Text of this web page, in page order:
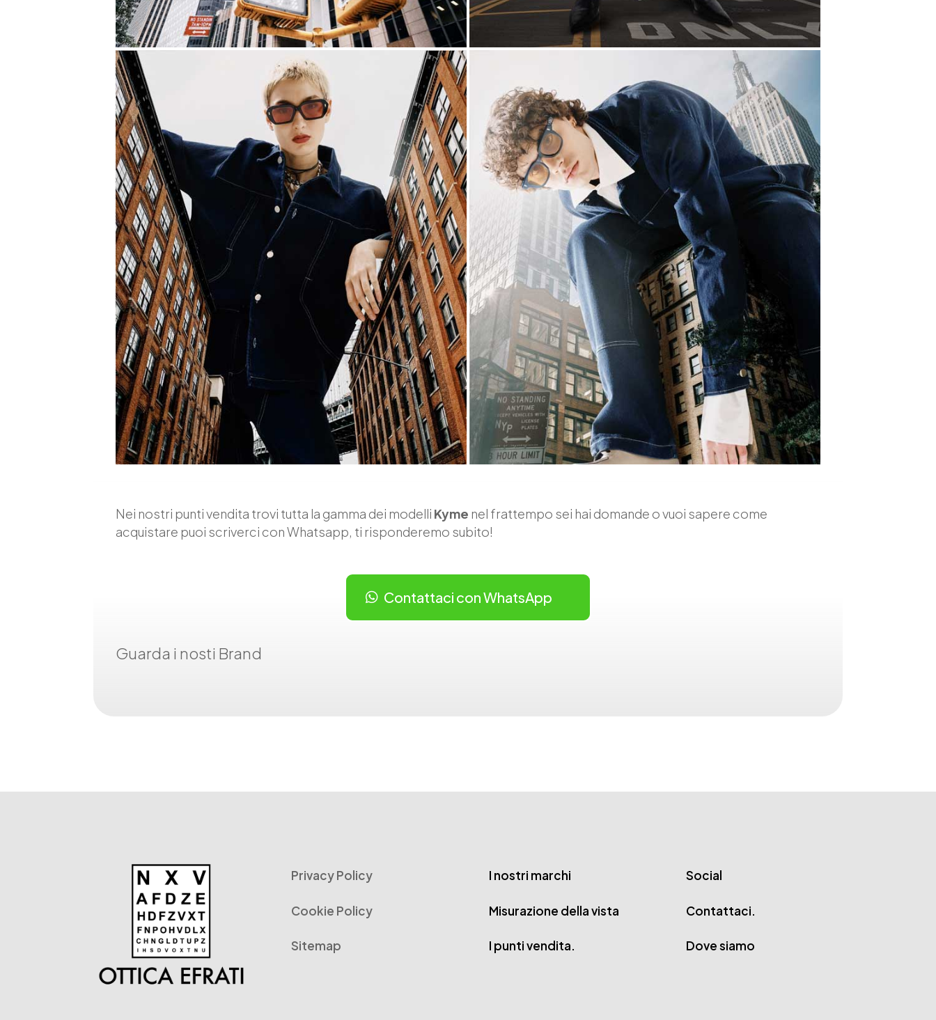
Nei nostri punti vendita trovi tutta la gamma dei modelli Kyme nel frattempo sei hai domande o vuoi sapere come
acquistare puoi scriverci con Whatsapp, ti risponderemo subito!
Contattaci con WhatsApp
Guarda i nosti Brand
Privacy Policy
Cookie Policy
Sitemap
I nostri marchi
Misurazione della vista
I punti vendita.
Social
Contattaci.
Dove siamo